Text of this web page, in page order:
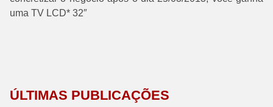
uma TV LCD* 32″
ÚLTIMAS PUBLICAÇÕES